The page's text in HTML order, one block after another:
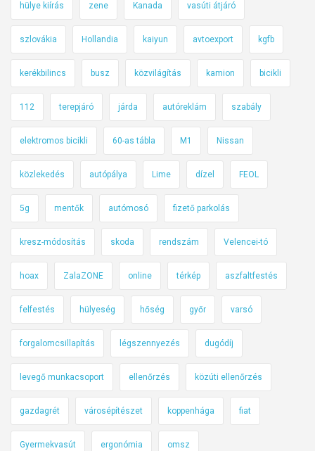
hülye kiírás zene Kanada vasúti átjáró
szlovákia Hollandia kaiyun avtoexport kgfb
kerékbilincs busz közvilágítás kamion bicikli
112 terepjáró járda autóreklám szabály
elektromos bicikli 60-as tábla M1 Nissan
közlekedés autópálya Lime dízel FEOL
5g mentők autómosó fizető parkolás
kresz-módosítás skoda rendszám Velencei-tó
hoax ZalaZONE online térkép aszfaltfestés
felfestés hülyeség hőség győr varsó
forgalomcsillapítás légszennyezés dugódíj
levegő munkacsoport ellenőrzés közúti ellenőrzés
gazdagrét városépítészet koppenhága fiat
Gyermekvasút ergonómia omsz